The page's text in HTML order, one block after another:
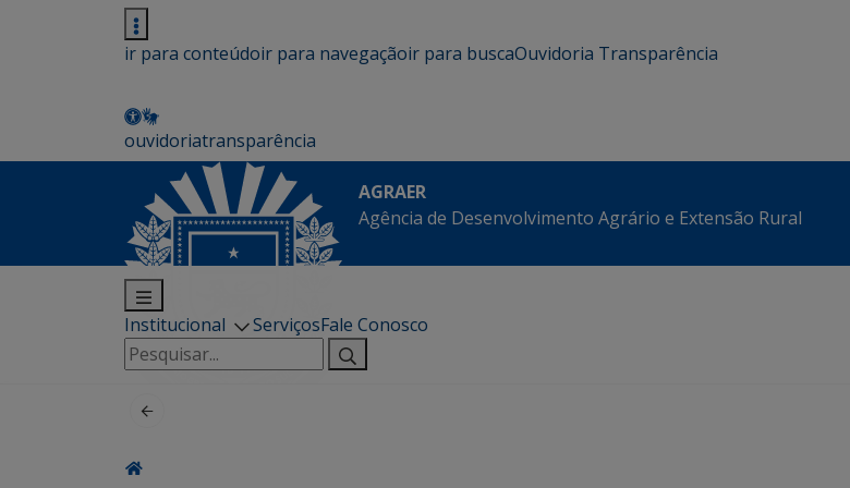
ir para conteúdoir para navegaçãoir para buscaOuvidoria Transparência
ouvidoriatransparência
AGRAER
Agência de Desenvolvimento Agrário e Extensão Rural
Institucional ServiçosFale Conosco
Pesquisar
por: